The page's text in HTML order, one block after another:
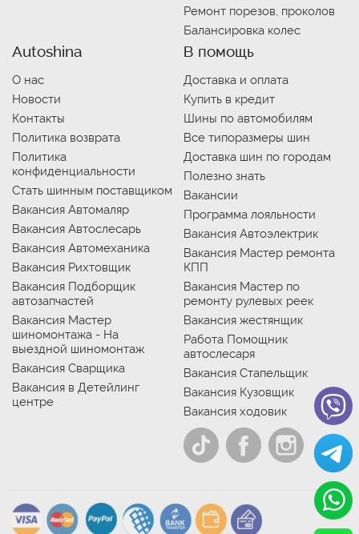
Ремонт порезов, проколов
Балансировка колес
Autoshina
О нас
Новости
Контакты
Политика возврата
Политика
конфиденциальности
Стать шинным поставщиком
Вакансия Автомаляр
Вакансия Автослесарь
Вакансия Автомеханика
Вакансия Рихтовщик
Вакансия Подборщик
автозапчастей
Вакансия Мастер
шиномонтажа - На
выездной шиномонтаж
Вакансия Сварщика
Вакансия в Детейлинг
центре
В помощь
Доставка и оплата
Купить в кредит
Шины по автомобилям
Все типоразмеры шин
Доставка шин по городам
Полезно знать
Вакансии
Программа лояльности
Вакансия Автоэлектрик
Вакансия Мастер ремонта
КПП
Вакансия Мастер по
ремонту рулевых реек
Вакансия жестянщик
Работа Помощник
автослесаря
Вакансия Стапельщик
Вакансия Кузовщик
Вакансия ходовик